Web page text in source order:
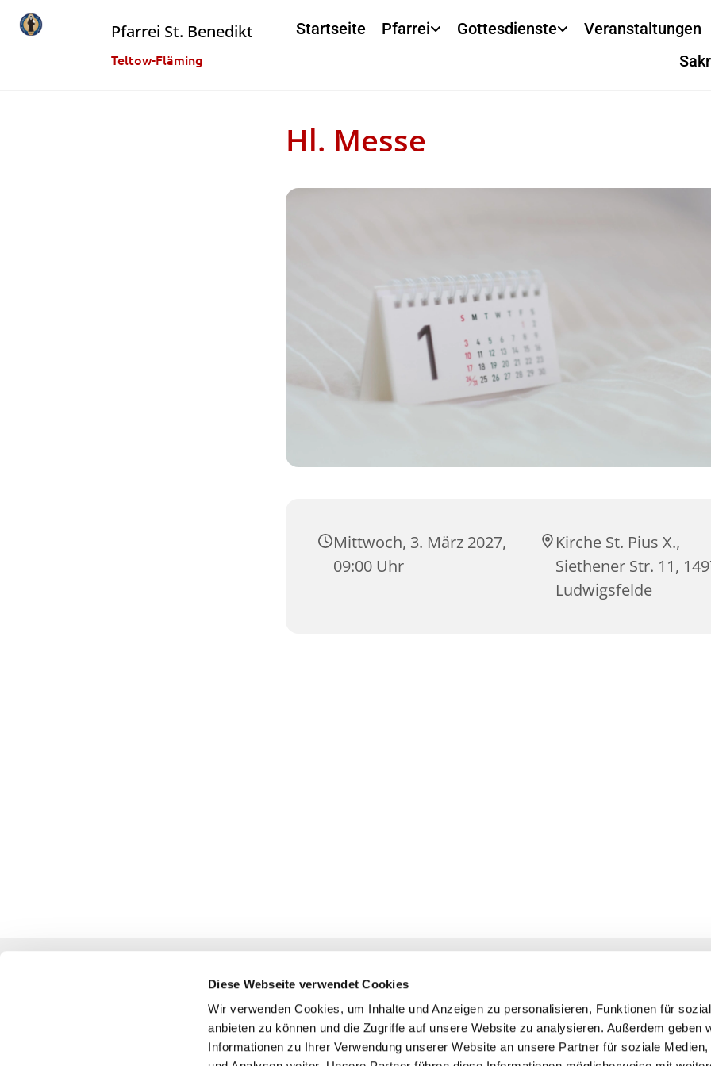
Diese Webseite verwendet Cookies
Wir verwenden Cookies, um Inhalte und Anzeigen zu personalisieren, Funktionen für
anbieten zu können und die Zugriffe auf unsere Website zu analysieren. Außerdem geben
Informationen zu Ihrer Verwendung unserer Website an unsere Partner für soziale Medien,
Pfarrei St. Benedikt
Teltow-Fläming
Startseite Pfarrei Gottesdienste
Veranstaltungen
Hl. Messe
Mittwoch, 3. März 2027,
09:00 Uhr
Kirche St. Pius X.,
Siethener Str. 11,
Ludwigsfelde
Katholische Kirchengemeinde
Pfarrei St. Benedikt Teltow-Fläming
Veranstaltungen
Pfarrbüro
Prävention